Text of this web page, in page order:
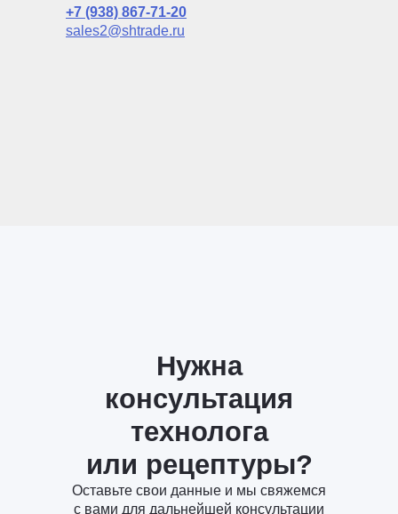
+7 (938) 867-71-20
sales2@shtrade.ru
Нужна
консультация
технолога
или рецептуры?
Оставьте свои данные и мы свяжемся
с вами для дальнейшей консультации